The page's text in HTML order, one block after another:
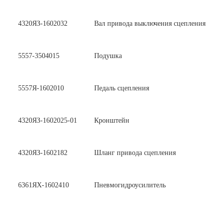
4320ЯЗ-1602032 Вал привода выключения сцепления
5557-3504015 Подушка
5557Я-1602010 Педаль сцепления
4320ЯЗ-1602025-01 Кронштейн
4320ЯЗ-1602182 Шланг привода сцепления
6361ЯХ-1602410 Пневмогидроусилитель